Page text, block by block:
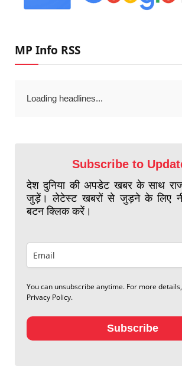
MP Info RSS
Loading headlines...
Subscribe to
देश दुनिया की अपडेट खबर के साथ
जुड़ें। लेटेस्ट खबरों से जुड़ने के लिए
बटन क्लिक करें।
You can unsubscribe anytime. For more
Privacy Policy.
Subscribe